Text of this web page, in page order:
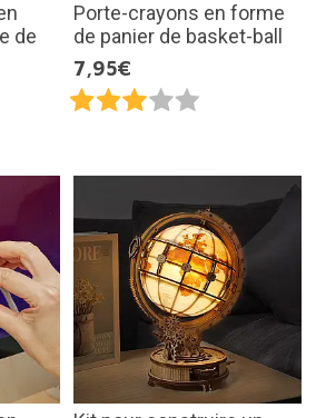
de
Porte-crayons en forme
de panier de basket-ball
7,95€